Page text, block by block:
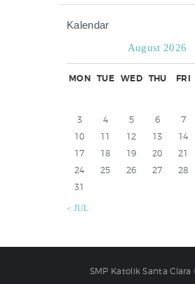
Kalendar
August 2026
MON TUE WED THU FRI
3
4 5 6 7
10
11 12 13 14
17
18 19 20 21
24
25 26 27 28
31
« JUL
SMP Katolik Santa Clara